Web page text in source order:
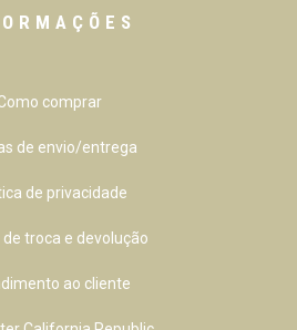
comprar
de envio/entrega
de privacidade
de troca e devolução
ao cliente